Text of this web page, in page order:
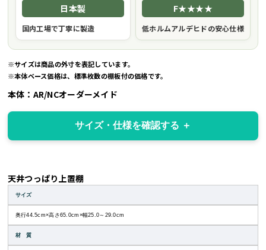
日本製
国内工場で丁寧に製造
F★★★★
低ホルムアルデヒドの安心仕様
※サイズは商品の外寸を表記しています。
※本体ベース価格は、標準枚数の棚板付の価格です。
本体：AR/NCオーダーメイド
サイズ・仕様を確認する
天井つっぱり上置棚
サイズ
奥行44.5cm×高さ65.0cm×幅25.0～29.0cm
材 質